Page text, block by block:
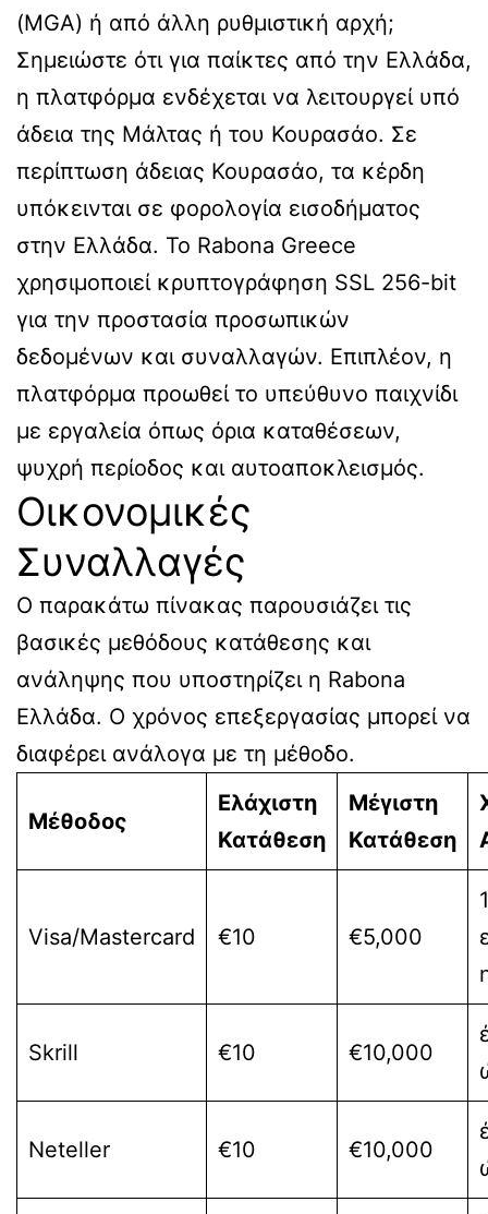
(MGA) ή από άλλη ρυθμιστική αρχή;
Σημειώστε ότι για παίκτες από την Ελλάδα,
η πλατφόρμα ενδέχεται να λειτουργεί υπό
άδεια της Μάλτας ή του Κουρασάο. Σε
περίπτωση άδειας Κουρασάο, τα κέρδη
υπόκεινται σε φορολογία εισοδήματος
στην Ελλάδα. Το Rabona Greece
χρησιμοποιεί κρυπτογράφηση SSL 256-bit
για την προστασία προσωπικών
δεδομένων και συναλλαγών. Επιπλέον, η
πλατφόρμα προωθεί το υπεύθυνο παιχνίδι
με εργαλεία όπως όρια καταθέσεων,
ψυχρή περίοδος και αυτοαποκλεισμός.
Οικονομικές
Συναλλαγές
Ο παρακάτω πίνακας παρουσιάζει τις
βασικές μεθόδους κατάθεσης και
ανάληψης που υποστηρίζει η Rabona
Ελλάδα. Ο χρόνος επεξεργασίας μπορεί να
διαφέρει ανάλογα με τη μέθοδο.
Μέθοδος
Ελάχιστη
Κατάθεση
Μέγιστη
Κατάθεση
Visa/Mastercard €10 €5,000
Skrill €10 €10,000
Neteller €10 €10,000